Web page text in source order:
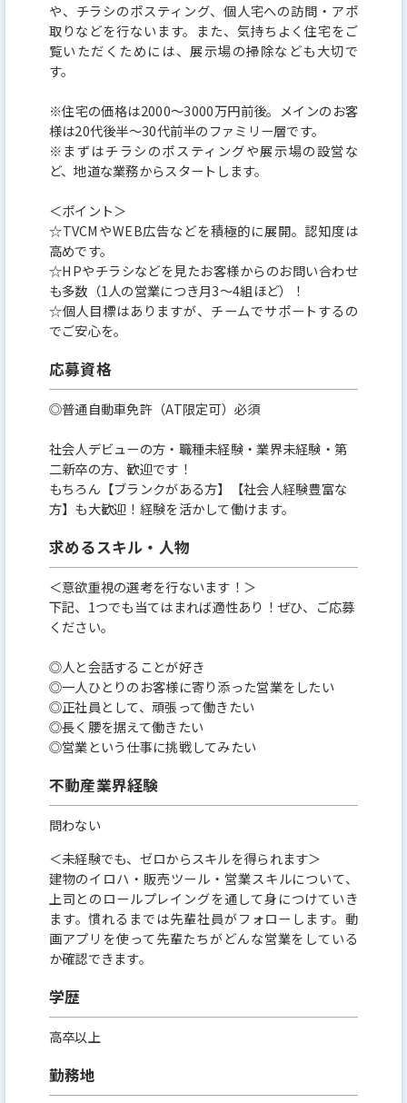
や、チラシのポスティング、個人宅への訪問・アポ
取りなどを行ないます。また、気持ちよく住宅をご
覧いただくためには、展示場の掃除なども大切で
す。
※住宅の価格は2000～3000万円前後。メインのお客
様は20代後半～30代前半のファミリー層です。
※まずはチラシのポスティングや展示場の設営な
ど、地道な業務からスタートします。
＜ポイント＞
☆TVCMやWEB広告などを積極的に展開。認知度は
高めです。
☆HPやチラシなどを見たお客様からのお問い合わせ
も多数（1人の営業につき月3～4組ほど）！
☆個人目標はありますが、チームでサポートするの
でご安心を。
応募資格
◎普通自動車免許（AT限定可）必須
社会人デビューの方・職種未経験・業界未経験・第
二新卒の方、歓迎です！
もちろん【ブランクがある方】【社会人経験豊富な
方】も大歓迎！経験を活かして働けます。
求めるスキル・人物
＜意欲重視の選考を行ないます！＞
下記、1つでも当てはまれば適性あり！ぜひ、ご応募
ください。
◎人と会話することが好き
◎一人ひとりのお客様に寄り添った営業をしたい
◎正社員として、頑張って働きたい
◎長く腰を据えて働きたい
◎営業という仕事に挑戦してみたい
不動産業界経験
問わない
＜未経験でも、ゼロからスキルを得られます＞
建物のイロハ・販売ツール・営業スキルについて、
上司とのロールプレイングを通して身につけていき
ます。慣れるまでは先輩社員がフォローします。動
画アプリを使って先輩たちがどんな営業をしている
か確認できます。
学歴
高卒以上
勤務地